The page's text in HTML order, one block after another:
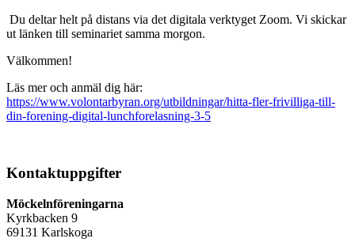
Du deltar helt på distans via det digitala verktyget Zoom. Vi skickar
ut länken till seminariet samma morgon.
Välkommen!
Läs mer och anmäl dig här:
https://www.volontarbyran.org/utbildningar/hitta-fler-frivilliga-till-
din-forening-digital-lunchforelasning-3-5
Kontaktuppgifter
Möckelnföreningarna
Kyrkbacken 9
69131 Karlskoga